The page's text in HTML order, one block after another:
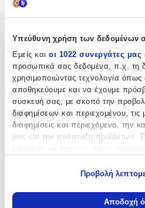
Υπεύθυνη χρήση των δεδομένων
Εμείς και οι 1022 συνεργάτες μας
προσωπικά σας δεδομένα, π.χ. τη
χρησιμοποιώντας τεχνολογία
αποθηκεύουμε και να έχουμε
συσκευή σας, με σκοπό την
διαφημίσεων και περιεχομένου, τις
διαφημίσεις και περιεχόμενο, την
μας και την ανάπτυξη προϊόντων.
Να συλλέξουμε
Προβολή
Αποδοχή
Μοκέτα
Όχι
Διαστάσεις
Πλάτος:
230